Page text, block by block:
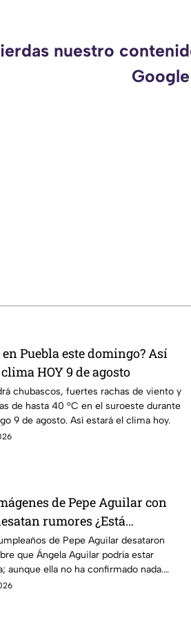
nuestro
Puebla este domingo? Así
HOY 9 de agosto
chubascos, fuertes rachas de viento y
de hasta 40 °C en el suroeste durante
9 de agosto. Así estará el clima hoy.
de Pepe Aguilar con
rumores ¿Está
de Pepe Aguilar desataron
que Ángela Aguilar podría estar
aunque ella no ha confirmado nada.